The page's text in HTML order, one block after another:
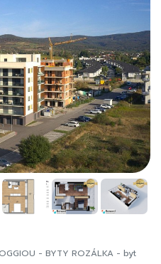
- BYTY ROZÁLKA - byt